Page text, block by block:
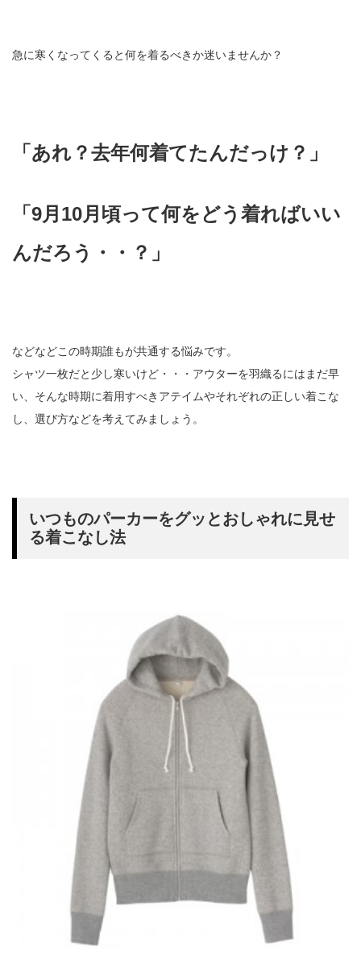
急に寒くなってくると何を着るべきか迷いませんか？
「あれ？去年何着てたんだっけ？」
「9月10月頃って何をどう着ればいい
んだろう・・？」
などなどこの時期誰もが共通する悩みです。
シャツ一枚だと少し寒いけど・・・アウターを羽織るにはまだ早
い、そんな時期に着用すべきアテイムやそれぞれの正しい着こな
し、選び方などを考えてみましょう。
いつものパーカーをグッとおしゃれに見せ
る着こなし法